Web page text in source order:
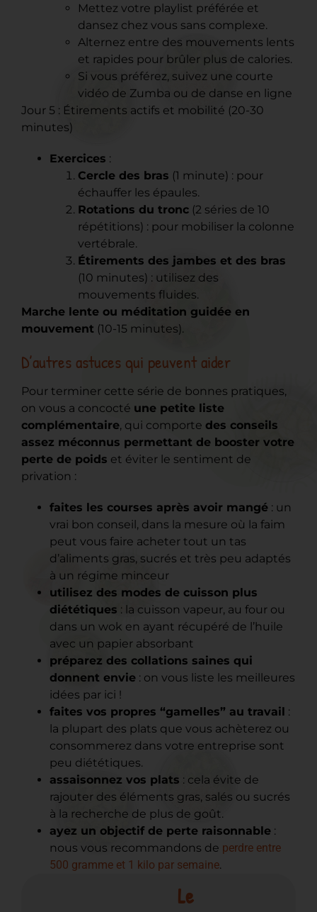
Mettez votre playlist préférée et
dansez chez vous sans complexe.
Alternez entre des mouvements lents
et rapides pour brûler plus de calories.
Si vous préférez, suivez une courte
vidéo de Zumba ou de danse en ligne
Jour 5 : Étirements actifs et mobilité (20-30
minutes)
Exercices :
Cercle des bras (1 minute) : pour
échauffer les épaules.
Rotations du tronc (2 séries de 10
répétitions) : pour mobiliser la colonne
vertébrale.
Étirements des jambes et des bras
(10 minutes) : utilisez des
mouvements fluides.
Marche lente ou méditation guidée en
mouvement (10-15 minutes).
D’autres astuces qui peuvent aider
Pour terminer cette série de bonnes pratiques,
on vous a concocté une petite liste
complémentaire, qui comporte des conseils
assez méconnus permettant de booster votre
perte de poids et éviter le sentiment de
privation :
faites les courses après avoir mangé : un
vrai bon conseil, dans la mesure où la faim
peut vous faire acheter tout un tas
d’aliments gras, sucrés et très peu adaptés
à un régime minceur
utilisez des modes de cuisson plus
diététiques : la cuisson vapeur, au four ou
dans un wok en ayant récupéré de l’huile
avec un papier absorbant
préparez des collations saines qui
donnent envie : on vous liste les meilleures
idées par ici !
faites vos propres “gamelles” au travail :
la plupart des plats que vous achèterez ou
consommerez dans votre entreprise sont
peu diététiques.
assaisonnez vos plats : cela évite de
rajouter des éléments gras, salés ou sucrés
à la recherche de plus de goût.
ayez un objectif de perte raisonnable :
nous vous recommandons de perdre entre
500 gramme et 1 kilo par semaine.
Le